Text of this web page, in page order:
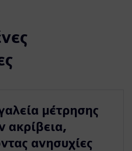
μέτρησης
ακρίβεια,
ανησυχίες